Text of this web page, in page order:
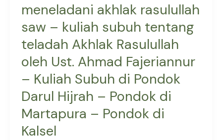
meneladani akhlak rasulullah
saw – kuliah subuh tentang
teladah Akhlak Rasulullah
oleh Ust. Ahmad Fajeriannur
– Kuliah Subuh di Pondok
Darul Hijrah – Pondok di
Martapura – Pondok di
Kalsel
–
Kuliah
Subuh
di
Pondok
Darul
Hijrah
–
Pondok
di